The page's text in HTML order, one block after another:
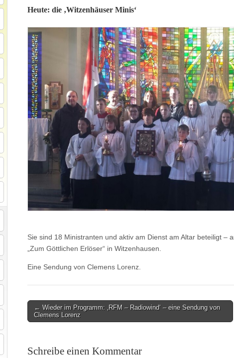
Heute: die ‚Witzenhäuser Minis‘
Sie sind 18 Ministranten und aktiv am Dienst am Altar beteiligt
„Zum Göttlichen Erlöser“ in Witzenhausen.
Eine Sendung von Clemens Lorenz.
Post
navigation
← Wieder im Programm: ‚RFM – Radiowind‘ – eine Sendung von
Clemens Lorenz
Schreibe einen Kommentar